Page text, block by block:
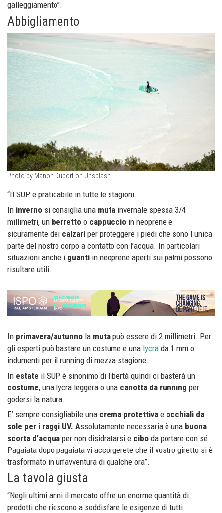
galleggiamento”.
Abbigliamento
Photo by Manon Duport on Unsplash
“Il SUP è praticabile in tutte le stagioni.
In inverno si consiglia una muta invernale spessa 3/4
millimetri, un berretto o cappuccio in neoprene e
sicuramente dei calzari per proteggere i piedi che sono l unica
parte del nostro corpo a contatto con l’acqua. In particolari
situazioni anche i guanti in neoprene aperti sui palmi possono
risultare utili.
In primavera/autunno la muta può essere di 2 millimetri. Per
gli esperti può bastare un costume e una lycra da 1 mm o
indumenti per il running di mezza stagione.
In estate il SUP è sinonimo di libertà quindi ci basterà un
costume, una lycra leggera o una canotta da running per
godersi la natura.
E’ sempre consigliabile una crema protettiva e occhiali da
sole per i raggi UV. Assolutamente necessaria è una buona
scorta d’acqua per non disidratarsi e cibo da portare con sé.
Pagaiata dopo pagaiata vi accorgerete che il vostro giretto si è
trasformato in un’avventura di qualche ora”.
La tavola giusta
“Negli ultimi anni il mercato offre un enorme quantità di
prodotti che riescono a soddisfare le esigenze di tutti.